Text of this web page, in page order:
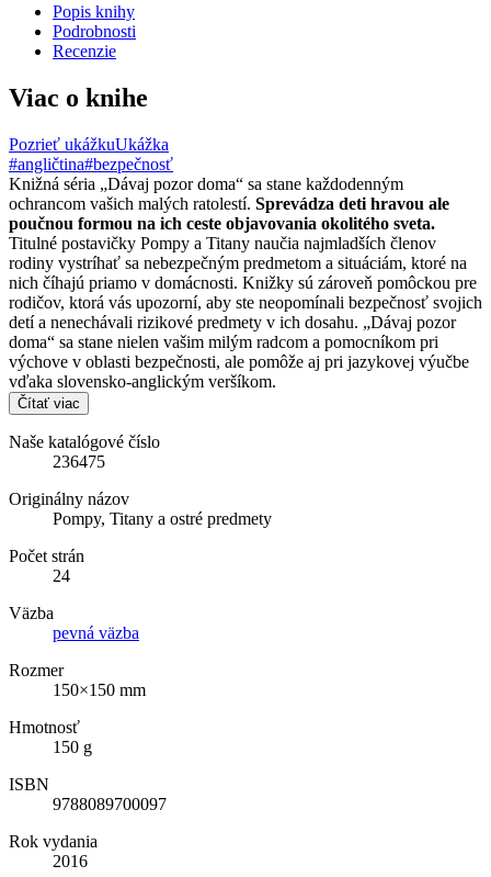
Popis knihy
Podrobnosti
Recenzie
Viac o knihe
Pozrieť ukážkuUkážka
#angličtina#bezpečnosť
Knižná séria „Dávaj pozor doma“ sa stane každodenným
ochrancom vašich malých ratolestí. Sprevádza deti hravou ale
poučnou formou na ich ceste objavovania okolitého sveta.
Titulné postavičky Pompy a Titany naučia najmladších členov
rodiny vystríhať sa nebezpečným predmetom a situáciám, ktoré na
nich číhajú priamo v domácnosti. Knižky sú zároveň pomôckou pre
rodičov, ktorá vás upozorní, aby ste neopomínali bezpečnosť svojich
detí a nenechávali rizikové predmety v ich dosahu. „Dávaj pozor
doma“ sa stane nielen vašim milým radcom a pomocníkom pri
výchove v oblasti bezpečnosti, ale pomôže aj pri jazykovej výučbe
vďaka slovensko-anglickým veršíkom.
Čítať viac
Naše katalógové číslo
236475
Originálny názov
Pompy, Titany a ostré predmety
Počet strán
24
Väzba
pevná väzba
Rozmer
150×150 mm
Hmotnosť
150 g
ISBN
9788089700097
Rok vydania
2016